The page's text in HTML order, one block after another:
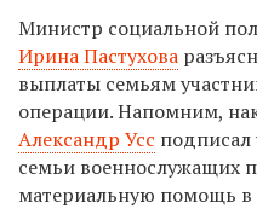
Министр социальной
Ирина Пастухова
выплаты семьям
операции. Напомним,
Александр Усс подписал
семьи военнослужащих
материальную помощь в